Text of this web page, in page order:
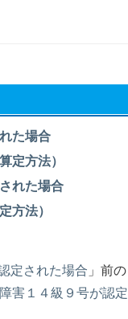
た場合
定方法）
れた場合
方法）
定された場合 」前の
害１４級９号が認定